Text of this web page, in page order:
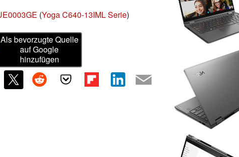
(Yoga C640-13IML Serie)
Als bevorzugte Quelle
auf Google
hinzufügen